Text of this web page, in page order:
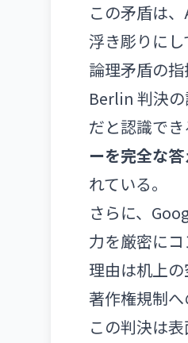
この矛盾は
浮き彫りにし
論理矛盾の指
Berlin 判決
だと認識で
ーを完全な
れている。
さらに、
力を厳密に
理由は机上の
著作権規制
この判決は